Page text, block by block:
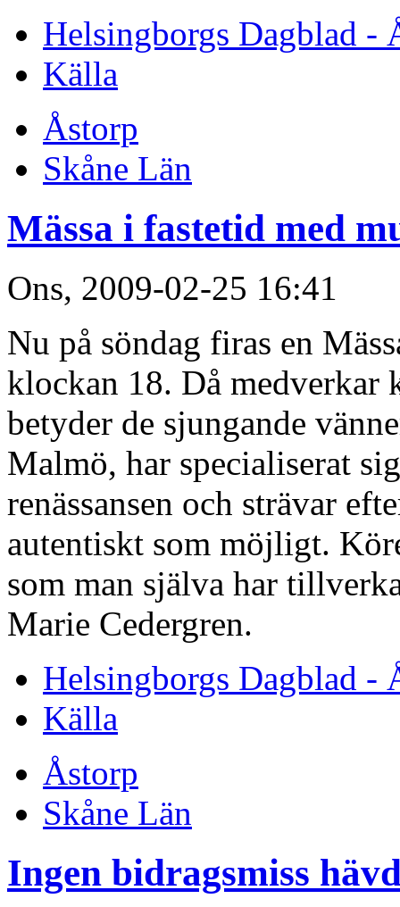
Helsingborgs Dagblad -
Källa
Åstorp
Skåne Län
Mässa i fastetid med
Ons, 2009-02-25 16:41
Nu på söndag firas en
klockan 18. Då medverkar
betyder de sjungande
Malmö, har specialiserat
renässansen och strävar
autentiskt som möjligt.
som man själva har
Marie Cedergren.
Helsingborgs Dagblad -
Källa
Åstorp
Skåne Län
Ingen bidragsmiss